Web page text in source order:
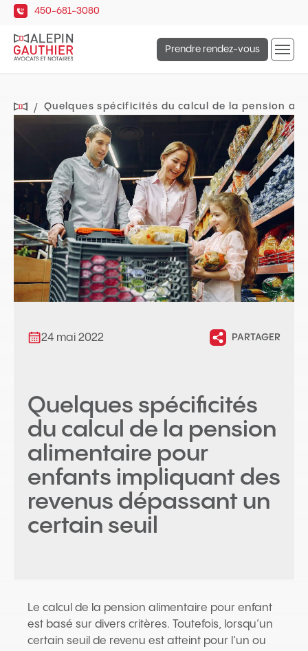
Navigation
rapide
450-681-3080
Prendre rendez-vous
Ouvrir
la
du
Quelques spécificités du calcul de la pension
24 mai 2022 PARTAGER
Quelques spécificités
du calcul de la pension
alimentaire pour
enfants impliquant des
revenus dépassant un
certain seuil
Le calcul de la pension alimentaire pour enfant
est basé sur divers critères. Toutefois, lorsqu’un
certain seuil de revenu est atteint pour l’un ou